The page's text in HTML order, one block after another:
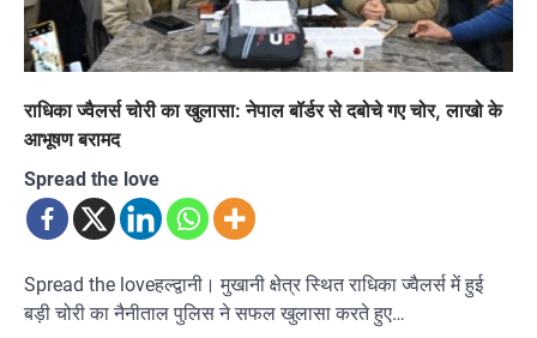
राधिका ज्वैलर्स चोरी का खुलासा: नेपाल बॉर्डर से दबोचे गए चोर, लाखो के
आभूषण बरामद
Spread the love
Spread the loveहल्द्वानी। मुखानी क्षेत्र स्थित राधिका ज्वैलर्स में हुई
बड़ी चोरी का नैनीताल पुलिस ने सफल खुलासा करते हुए…